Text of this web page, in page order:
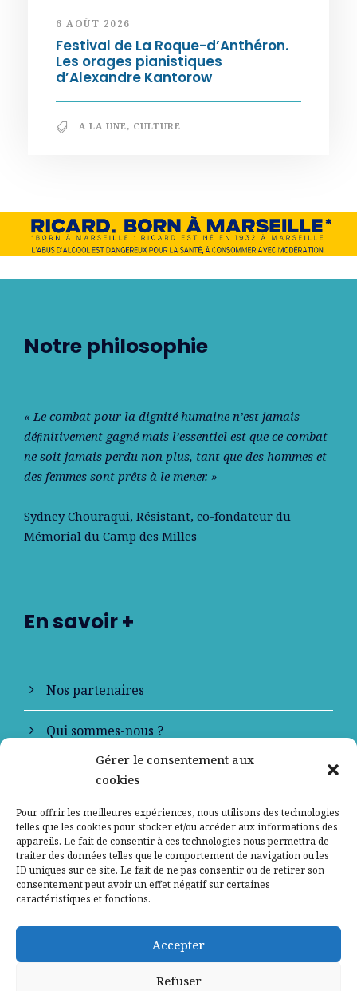
Gérer le consentement aux
cookies
Pour offrir les meilleures expériences, nous utilisons des technologies
telles que les cookies pour stocker et/ou accéder aux informations des
appareils. Le fait de consentir à ces technologies nous permettra de
traiter des données telles que le comportement de navigation ou les
ID uniques sur ce site. Le fait de ne pas consentir ou de retirer son
consentement peut avoir un effet négatif sur certaines
caractéristiques et fonctions.
Accepter
Refuser
6 AOÛT 2026
Festival de La Roque-d’Anthéron.
Les orages pianistiques
d’Alexandre Kantorow
A LA UNE, CULTURE
Notre philosophie
« Le combat pour la dignité humaine n’est jamais
déﬁnitivement gagné mais l’essentiel est que ce combat
ne soit jamais perdu non plus, tant que des hommes et
des femmes sont prêts à le mener. »
Sydney Chouraqui, Résistant, co-fondateur du
Mémorial du Camp des Milles
En savoir +
Nos partenaires
Qui sommes-nous ?
Contactez-nous
Mentions légales
Politique de confidentialité